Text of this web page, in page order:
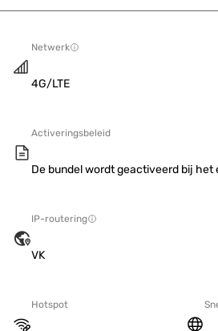
Netwerk
4G/LTE
Activeringsbeleid
De bundel wordt geactiveerd bij het
IP-routering
VK
Hotspot